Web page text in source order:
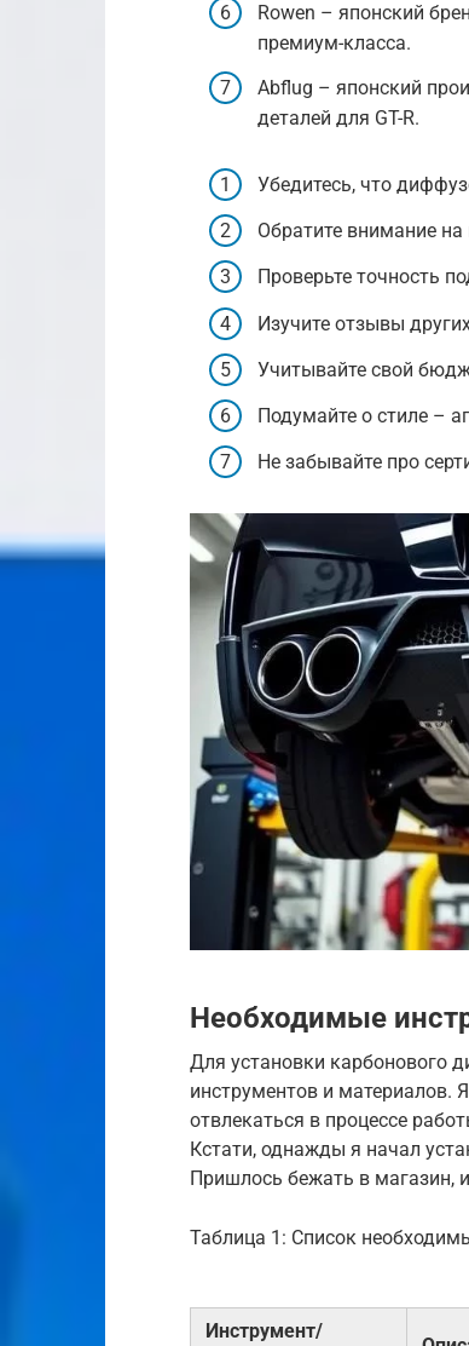
Rowen – японский
премиум-класса.
Abflug – японский
деталей для GT-R.
Убедитесь, что
Обратите внимание
Проверьте точность
Изучите отзывы
Учитывайте свой
Подумайте о стиле –
Не забывайте про
Необходимые
Для установки карбонового
инструментов и материалов.
отвлекаться в процессе
Кстати, однажды я начал
Пришлось бежать в магазин,
Таблица 1: Список
Инструмент/